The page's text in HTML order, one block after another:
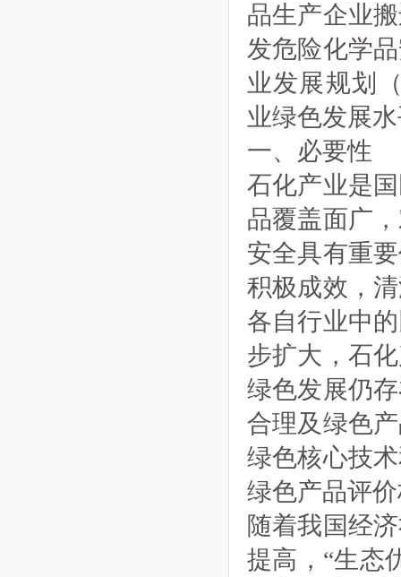
品生产企业
发危险化学
业发展规划
业绿色发展
一、必要性
石化产业是
品覆盖面广
安全具有重
积极成效，
各自行业中
步扩大，石
绿色发展仍
合理及绿色
绿色核心技
绿色产品评
随着我国经
提高，“生态